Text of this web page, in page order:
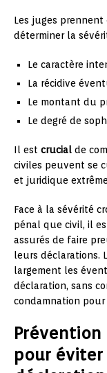
Les juges
déterminer la
Le caractère
La récidive
Le montant du
Le degré de
Il est crucial de
civiles peuvent se
et juridique
Face à la sévérité
pénal que civil, il
assurés de faire
leurs déclarations.
largement les
déclaration, sans
condamnation
pour éviter